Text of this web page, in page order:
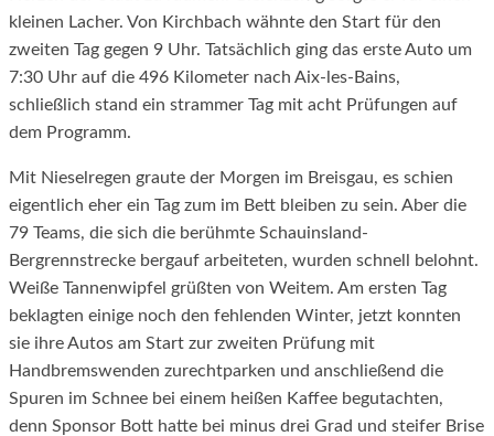
kleinen Lacher. Von Kirchbach wähnte den Start für den
zweiten Tag gegen 9 Uhr. Tatsächlich ging das erste Auto um
7:30 Uhr auf die 496 Kilometer nach Aix-les-Bains,
schließlich stand ein strammer Tag mit acht Prüfungen auf
dem Programm.
Mit Nieselregen graute der Morgen im Breisgau, es schien
eigentlich eher ein Tag zum im Bett bleiben zu sein. Aber die
79 Teams, die sich die berühmte Schauinsland-
Bergrennstrecke bergauf arbeiteten, wurden schnell belohnt.
Weiße Tannenwipfel grüßten von Weitem. Am ersten Tag
beklagten einige noch den fehlenden Winter, jetzt konnten
sie ihre Autos am Start zur zweiten Prüfung mit
Handbremswenden zurechtparken und anschließend die
Spuren im Schnee bei einem heißen Kaffee begutachten,
denn Sponsor Bott hatte bei minus drei Grad und steifer Brise